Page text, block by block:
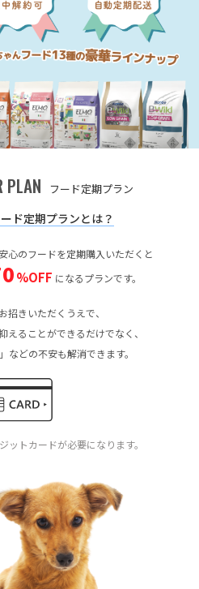
PLAN フード定期プラン
ド定期プランとは？
心のフードを定期購入いただくと
%OFF になるプランです。
招きいただくうえで、
えることができるだけでなく、
などの不安も解消できます。
トカードが必要になります。